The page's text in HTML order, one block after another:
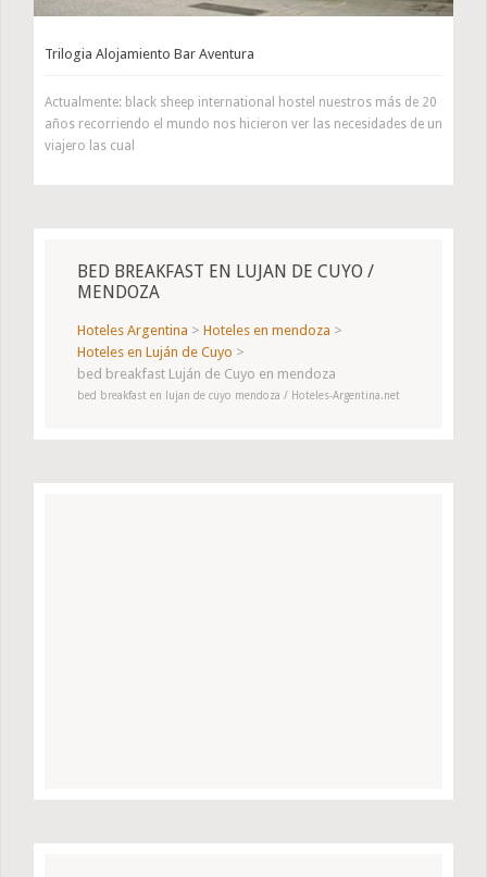
Trilogia Alojamiento Bar Aventura
Actualmente: black sheep international hostel nuestros más de 20
años recorriendo el mundo nos hicieron ver las necesidades de un
viajero las cual
BED BREAKFAST EN LUJAN DE CUYO /
MENDOZA
Hoteles Argentina > Hoteles en mendoza >
Hoteles en Luján de Cuyo >
bed breakfast Luján de Cuyo en mendoza
bed breakfast en lujan de cuyo mendoza / Hoteles-Argentina.net